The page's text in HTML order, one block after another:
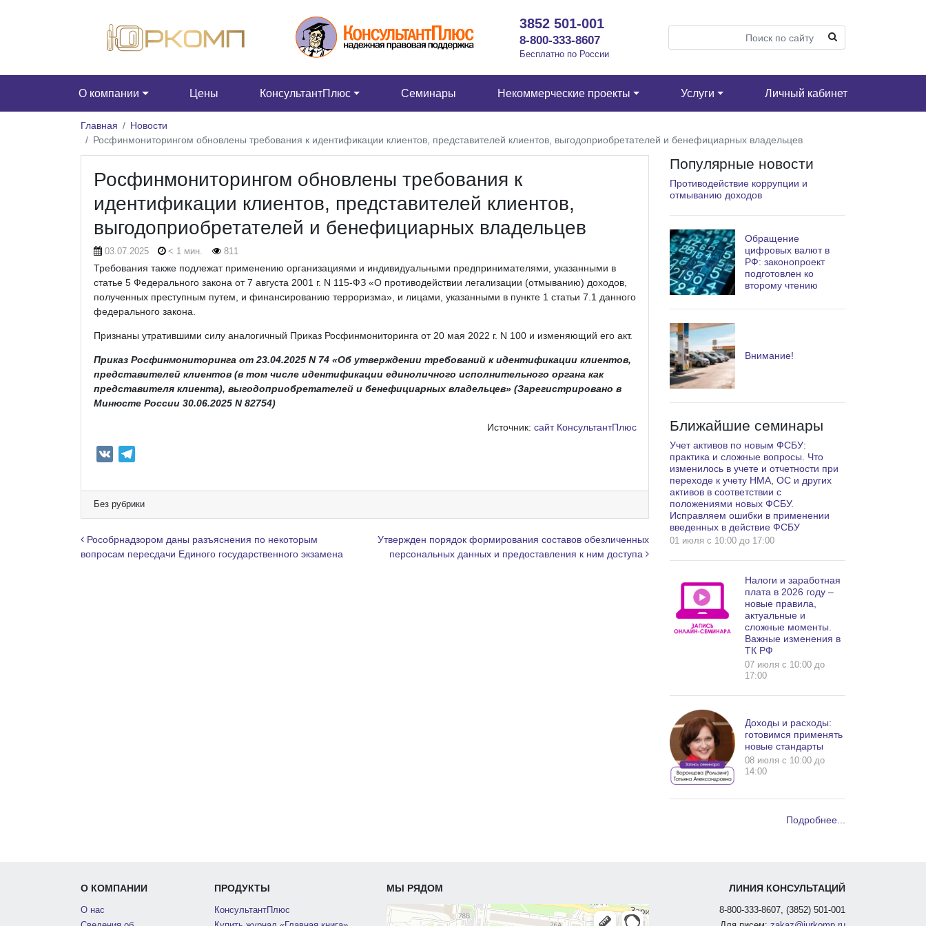
3852 501-001
8-800-333-8607
Бесплатно по России
О компании Цены КонсультантПлюс Семинары Некоммерческие проекты Услуги Личный кабинет
Главная
Новости
Росфинмониторингом обновлены требования к идентификации клиентов, представителей клиентов, выгодоприобретателей и бенефициарных владельцев
Росфинмониторингом обновлены требования к
идентификации клиентов, представителей клиентов,
выгодоприобретателей и бенефициарных владельцев
03.07.2025 < 1 мин. 811
Требования также подлежат применению организациями и индивидуальными предпринимателями, указанными в
статье 5 Федерального закона от 7 августа 2001 г. N 115-ФЗ «О противодействии легализации (отмыванию) доходов,
полученных преступным путем, и финансированию терроризма», и лицами, указанными в пункте 1 статьи 7.1 данного
федерального закона.
Признаны утратившими силу аналогичный Приказ Росфинмониторинга от 20 мая 2022 г. N 100 и изменяющий его акт.
Приказ Росфинмониторинга от 23.04.2025 N 74 «Об утверждении требований к идентификации клиентов,
представителей клиентов (в том числе идентификации единоличного исполнительного органа как
представителя клиента), выгодоприобретателей и бенефициарных владельцев» (Зарегистрировано в
Минюсте России 30.06.2025 N 82754)
Источник: сайт КонсультантПлюс
e
g
r
a
Без рубрики
Навигация по записям
Рособрнадзором даны разъяснения по некоторым
вопросам пересдачи Единого государственного экзамена
Утвержден порядок формирования составов обезличенных
персональных данных и предоставления к ним доступа
Популярные новости
Противодействие коррупции и
отмыванию доходов
Обращение
цифровых валют в
РФ: законопроект
подготовлен ко
второму чтению
Внимание!
Ближайшие семинары
Учет активов по новым ФСБУ:
практика и сложные вопросы. Что
изменилось в учете и отчетности при
переходе к учету НМА, ОС и других
активов в соответствии с
положениями новых ФСБУ.
Исправляем ошибки в применении
введенных в действие ФСБУ
01 июля c 10:00 до 17:00
Налоги и заработная
плата в 2026 году –
новые правила,
актуальные и
сложные моменты.
Важные изменения в
ТК РФ
07 июля c 10:00 до
17:00
Доходы и расходы:
готовимся применять
новые стандарты
08 июля c 10:00 до
14:00
Подробнее...
О КОМПАНИИ
О нас
ПРОДУКТЫ
КонсультантПлюс
МЫ РЯДОМ ЛИНИЯ КОНСУЛЬТАЦИЙ
8-800-333-8607, (3852) 501-001